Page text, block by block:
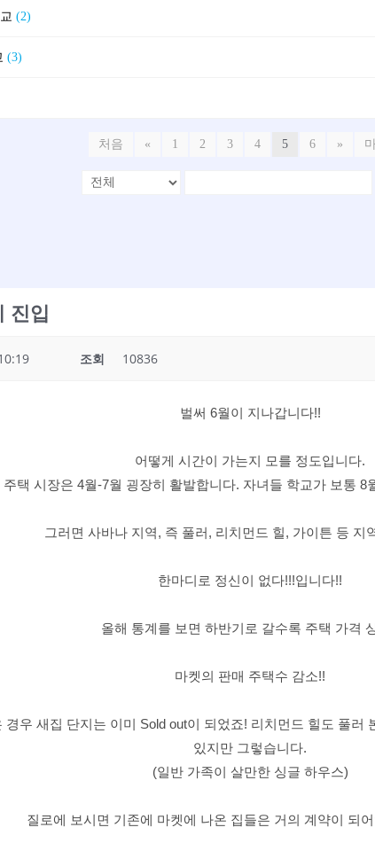
(2)
(3)
처음 « 1 2 3 4 5 6 »
진입
조회 10836
벌써 6월이 지나갑니다!!
어떻게 시간이 가는지 모를 정도입니다.
주택 시장은 4월-7월 굉장히 활발합니다. 자녀들 학교가 보통 8
그러면 사바나 지역, 즉 풀러, 리치먼드 힐, 가이튼 등 지
한마디로 정신이 없다!!!입니다!!
올해 통계를 보면 하반기로 갈수록 주택 가격
마켓의 판매 주택수 감소!!
경우 새집 단지는 이미 Sold out이 되었죠! 리치먼드 힐도 풀러
있지만 그렇습니다.
(일반 가족이 살만한 싱글 하우스)
질로에 보시면 기존에 마켓에 나온 집들은 거의 계약이 되